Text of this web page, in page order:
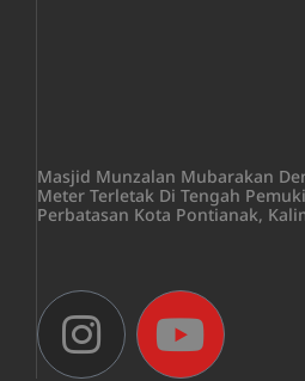
Masjid Munzalan Mubarakan
Meter Terletak Di Tengah
Perbatasan Kota Pontianak,